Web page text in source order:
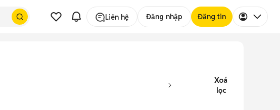
Liên hệ Đăng nhập Đăng tin
Xoá
lọc